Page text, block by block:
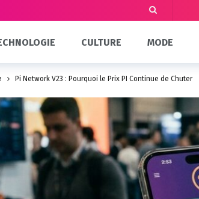
CULTURE MODE
Pi Network V23 : Pourquoi le Prix PI Continue de Chuter